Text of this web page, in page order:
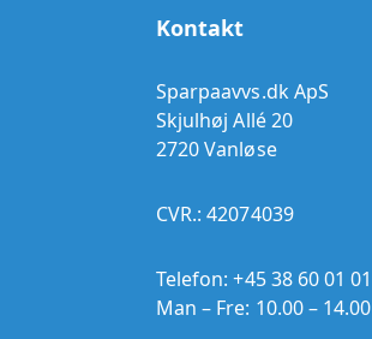
Kontakt
Sparpaavvs.dk ApS
Skjulhøj Allé 20
2720 Vanløse
CVR.: 42074039
Telefon:+45 38 60 01 01
Man – Fre: 10.00 – 14.00